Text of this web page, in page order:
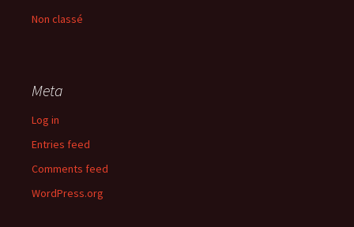
Non classé
Meta
Log in
Entries feed
Comments feed
WordPress.org